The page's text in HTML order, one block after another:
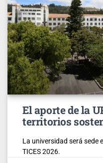
El aporte de la
territorios
La universidad será sede
TICES 2026.